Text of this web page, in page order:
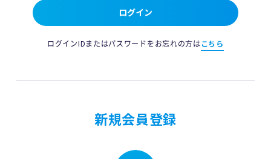
ログイン
ログインIDまたはパスワードをお忘れの方は こちら
新規会員登録